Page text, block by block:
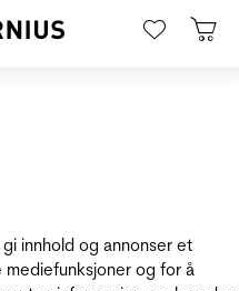
innhold og annonser et
og for å